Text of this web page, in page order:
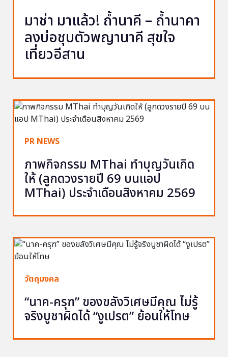
มาช่า มาแล้ว! ถ้ำนาคี – ถ้ำนาคา
ลงบ่อชุบตัวพญานาคี สุขใจ
เที่ยวอีสาน
PR NEWS
ภาพกิจกรรม MThai ทำบุญวันเกิด
ให้ (ลูกดวงรายปี 69 บนแอป
MThai) ประจำเดือนสิงหาคม 2569
วัตถุมงคล
“นาค-ครุฑ” ของขลังวิเศษมีคุณ ไม่รู้
จริงบูชาผิดได้ “งูเปรต” ย้อนให้โทษ